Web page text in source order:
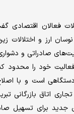
فعالان اقتصادی
ارز و اختلالات
صادراتی و
خود را محدود
است و با اصلاح
اتاق بازرگانی
جدید برای تسهیل